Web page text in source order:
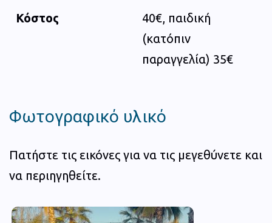
Κόστος
40€, παιδική
(κατόπιν
παραγγελία) 35€
Φωτογραφικό υλικό
Πατήστε τις εικόνες για να τις μεγεθύνετε και
να περιηγηθείτε.